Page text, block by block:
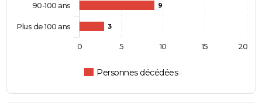
9
3
Personnes décédées
90-100 ans
Plus de 100 ans
0 5 10 15 20